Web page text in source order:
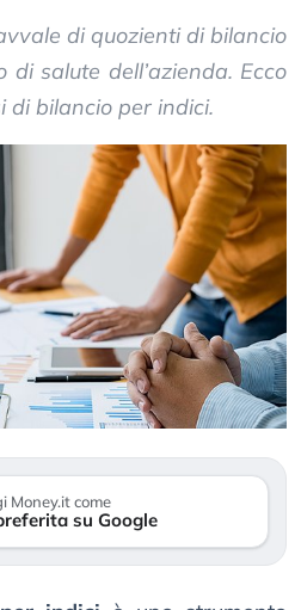
di quozienti di bilancio
salute dell’azienda. Ecco
di bilancio per indici.
Money.it come
su Google